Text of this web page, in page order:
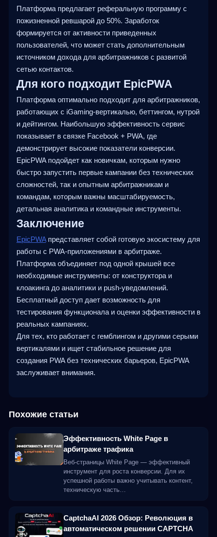
Платформа предлагает реферальную программу с
пожизненной ревшарой до 50%. Заработок
формируется от активности приведенных
пользователей, что может стать дополнительным
источником дохода для арбитражников с развитой
сетью контактов.
Для кого подходит EpicPWA
Платформа оптимально подходит для арбитражников,
работающих с iGaming-вертикалью, беттингом, нутрой
и дейтингом. Наибольшую эффективность сервис
показывает в связке Facebook + PWA, где
демонстрирует высокие показатели конверсии.
EpicPWA подойдет как новичкам, которым нужно
быстро запустить первые кампании без технических
сложностей, так и опытным арбитражникам и
командам, которым важны масштабируемость,
детальная аналитика и командные инструменты.
Заключение
EpicPWAпредставляет собой готовую экосистему для
работы с PWA-приложениями в арбитраже.
Платформа объединяет под одной крышей все
необходимые инструменты: от конструктора и
клоакинга до аналитики и push-уведомлений.
Бесплатный доступ дает возможность для
тестирования функционала и оценки эффективности в
реальных кампаниях.
Для тех, кто работает с гемблингом и другими серыми
вертикалями и ищет стабильное решение для
создания PWA без технических барьеров, EpicPWA
заслуживает внимания.
Похожие статьи
Эффективность White Page в
арбитраже трафика
Веб-страницы White Page — эффективный
инструмент для роста конверсии. Для их
успешной работы важно учитывать контент,
техническую часть…
CaptchaAI 2026 Обзор: Революция в
автоматическом решении CAPTCHA